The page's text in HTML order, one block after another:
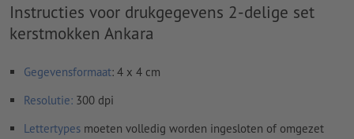
Instructies voor drukgegevens 2-delige set
kerstmokken Ankara
Gegevensformaat: 4 x 4 cm
Resolutie: 300 dpi
Lettertypes moeten volledig worden ingesloten of omgezet